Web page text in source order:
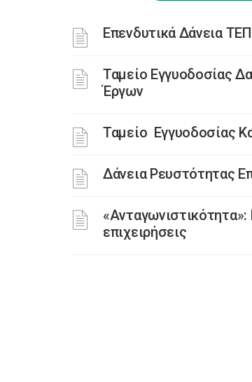
Επενδυτικά Δάνεια
Ταμείο Εγγυοδοσίας
Έργων
Ταμείο Εγγυοδοσίας
Δάνεια Ρευστότητας
επιχειρήσεις